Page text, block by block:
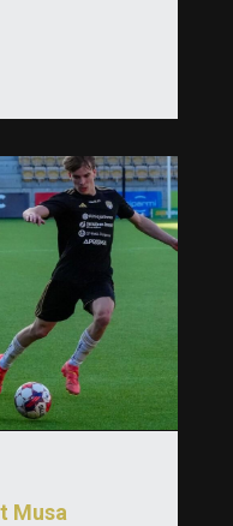
Musa